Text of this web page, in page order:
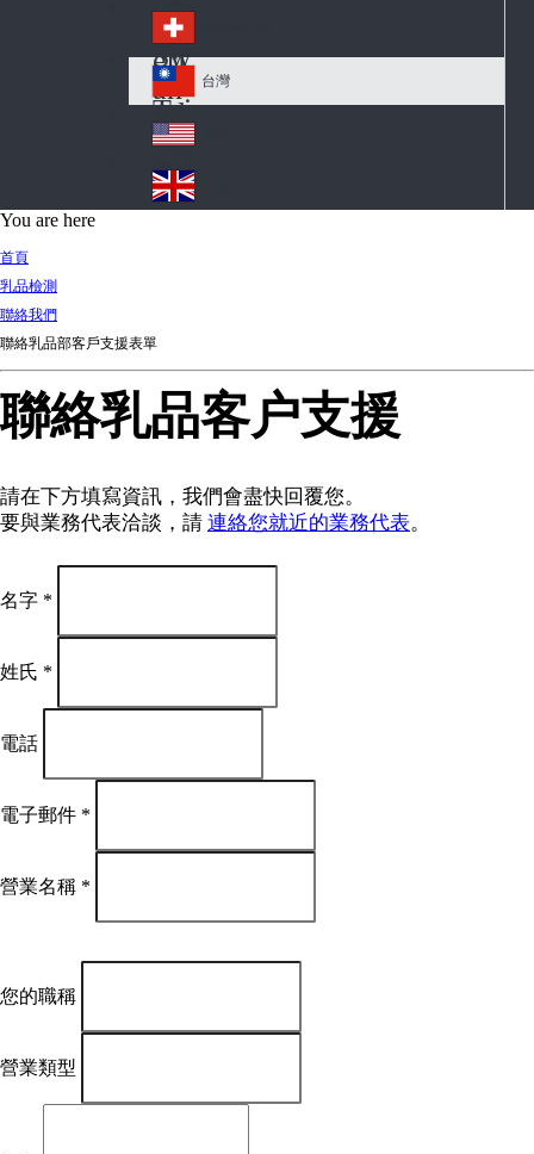
itz
erl
an
d
Sw
itz
erl
an
d
Tai
wa
n
台灣
A
Un
ng
do
m
You are here
首頁
乳品檢測
聯絡我們
聯絡乳品部客戶支援表單
聯絡乳品客户支援
請在下方填寫資訊，我們會盡快回覆您。
要與業務代表洽談，請 連絡您就近的業務代表。
名字 *
姓氏 *
電話
電子郵件 *
營業名稱 *
您的職稱
營業類型